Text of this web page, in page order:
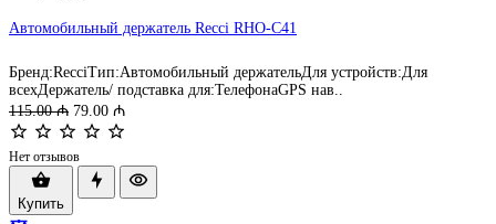
Автомобильный держатель Recci RHO-C41
Бренд:RecciТип:Автомобильный держательДля устройств:Для
всехДержатель/ подставка для:ТелефонаGPS нав..
115.00 ₼ 79.00 ₼
Нет отзывов
Купить